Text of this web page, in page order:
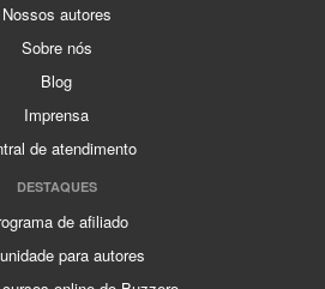
Nossos autores
Sobre nós
Blog
Imprensa
de atendimento
DESTAQUES
de afiliado
para autores